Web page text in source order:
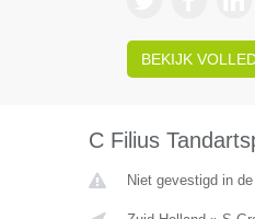
BEKIJK
C Filius
Niet gevestigd in